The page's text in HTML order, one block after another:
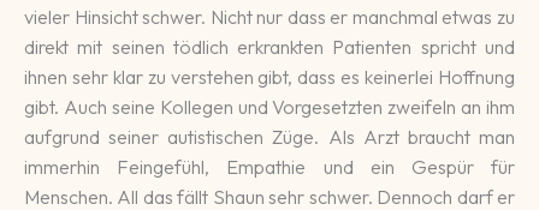
vieler Hin­sicht schwer. Nicht nur dass er manch­mal etwas zu
direkt mit seinen tödlich er­krank­ten Patien­ten spricht und
ihnen sehr klar zu ver­stehen gibt, dass es keiner­lei Hoffnung
gibt. Auch seine Kolle­gen und Vor­gesetz­ten zweifeln an ihm
auf­grund seiner autis­tischen Züge. Als Arzt braucht man
immer­hin Fein­ge­fühl, Empa­thie und ein Gespür für
Menschen. All das fällt Shaun sehr schwer. Dennoch darf er